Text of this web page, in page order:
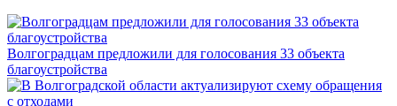
Волгоградцам предложили для голосования 33 объекта
благоустройства